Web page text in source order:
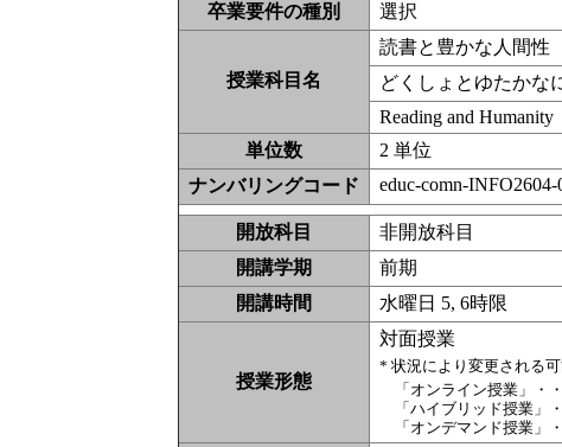
卒業要件の種別
選択
授業科目名
読書と豊かな人間性
どくしょとゆたかな
Reading and Humanity
単位数
2 単位
ナンバリングコード
educ-comn-INFO2604-
開放科目
非開放科目
開講学期
前期
開講時間
水曜日 5, 6時限
授業形態
対面授業
* 状況により変更される
「オンライン授業」・
「ハイブリッド授業」
「オンデマンド授業」